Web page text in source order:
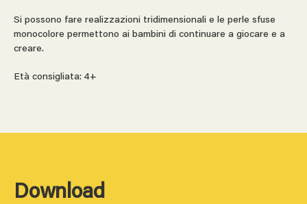
Si possono fare realizzazioni tridimensionali e le perle sfuse
monocolore permettono ai bambini di continuare a giocare e a
creare.
Età consigliata: 4+
Download